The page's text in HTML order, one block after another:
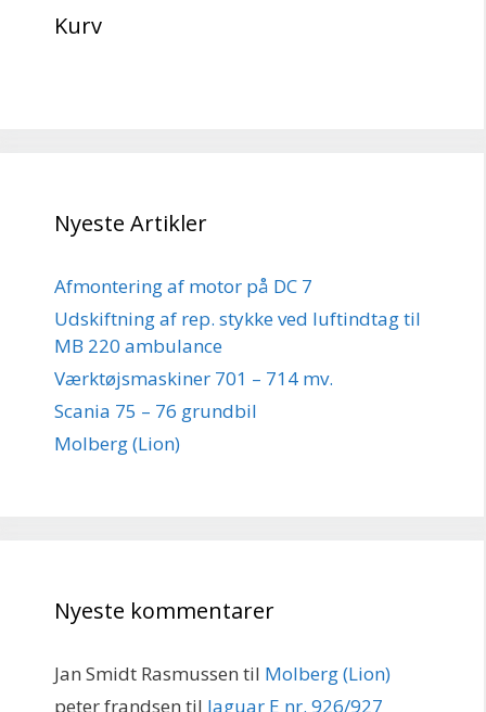
Kurv
Nyeste Artikler
Afmontering af motor på DC 7
Udskiftning af rep. stykke ved luftindtag til
MB 220 ambulance
Værktøjsmaskiner 701 – 714 mv.
Scania 75 – 76 grundbil
Molberg (Lion)
Nyeste kommentarer
Jan Smidt Rasmussen til Molberg (Lion)
peter frandsen til Jaguar E nr. 926/927